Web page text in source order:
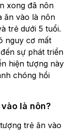
xong đã nôn
ăn vào là nôn
trẻ dưới 5 tuổi.
nguy cơ mất
sự phát triển
hiện tượng này
chóng hồi
là nôn?
trẻ ăn vào